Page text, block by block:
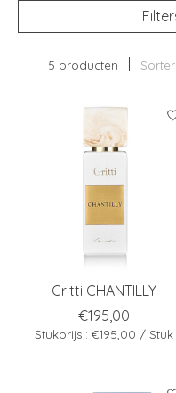
5 producten
Gritti CHANTILLY
€195,00
Stukprijs : €195,00 / Stuk